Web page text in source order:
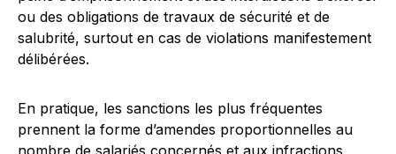
ou des obligations de travaux de sécurité et de
salubrité, surtout en cas de violations manifestement
délibérées.
En pratique, les sanctions les plus fréquentes
prennent la forme d’amendes proportionnelles au
nombre de salariés concernés et aux infractions